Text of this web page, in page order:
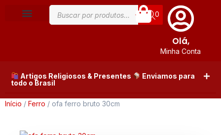
Olá,
Minha Conta
0
Artigos Religiosos & Presentes
Enviamos para
todo o Brasil
Início / Ferro / ofa ferro bruto 30cm